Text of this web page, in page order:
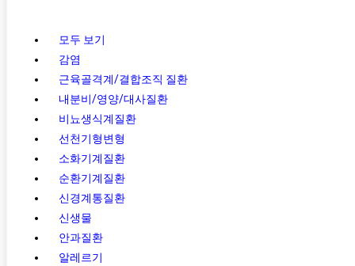
모두 보기
감염
근육골격계/결합조직 질환
내분비/영양/대사질환
비뇨생식계질환
선천기형변형
소화기계질환
순환기계질환
신경계통질환
신생물
안과질환
알레르기